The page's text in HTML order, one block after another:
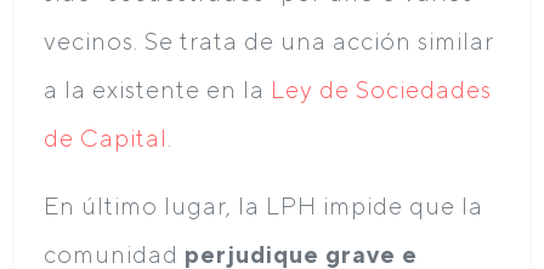
vecinos. Se trata de una acción similar
a la existente en la Ley de Sociedades
de Capital
En último lugar, la LPH impide que la
comunidad perjudique grave e